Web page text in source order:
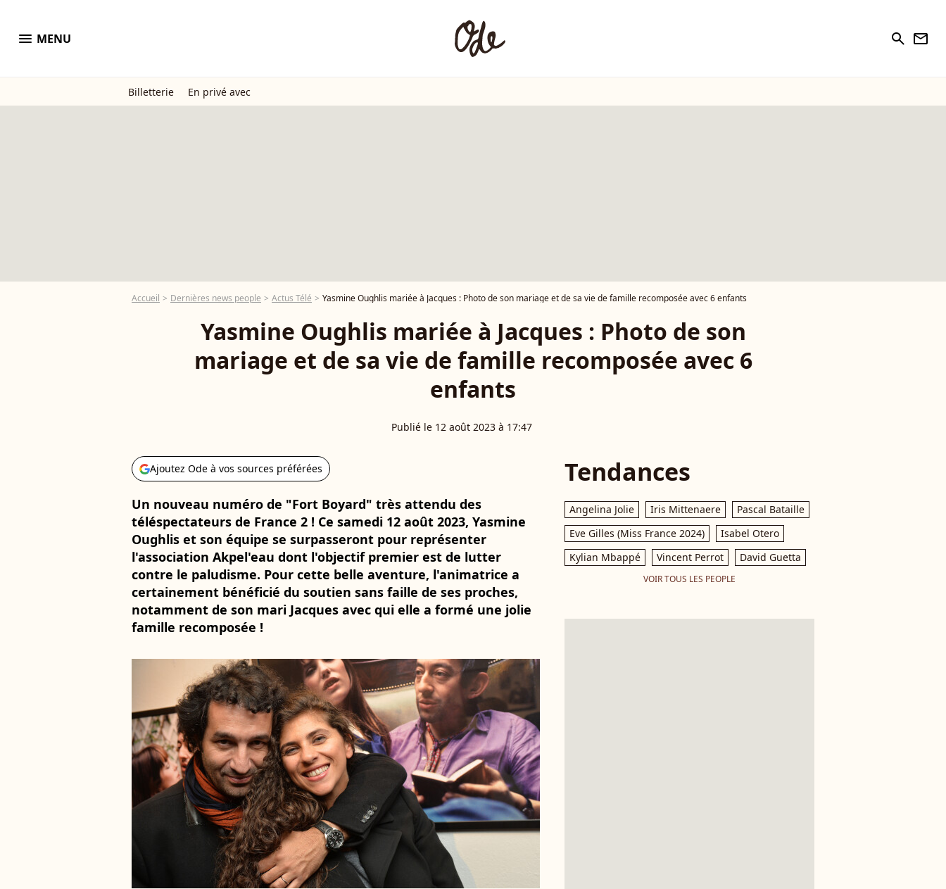
menu MENU search newsletter
Billetterie En privé avec
Accueil Dernières news people Actus Télé Yasmine Oughlis mariée à Jacques : Photo de son mariage et de sa vie de famille recomposée avec 6 enfants
Yasmine Oughlis mariée à Jacques : Photo de son
mariage et de sa vie de famille recomposée avec 6
enfants
Publié le 12 août 2023 à 17:47
Ajoutez Ode à vos sources préférées
Un nouveau numéro de "Fort Boyard" très attendu des
téléspectateurs de France 2 ! Ce samedi 12 août 2023, Yasmine
Oughlis et son équipe se surpasseront pour représenter
l'association Akpel'eau dont l'objectif premier est de lutter
contre le paludisme. Pour cette belle aventure, l'animatrice a
certainement bénéficié du soutien sans faille de ses proches,
notamment de son mari Jacques avec qui elle a formé une jolie
famille recomposée !
Tendances
Angelina Jolie Iris Mittenaere
Pascal Bataille
Eve Gilles (Miss France 2024)
Isabel Otero
Kylian Mbappé
Vincent Perrot David Guetta
VOIR TOUS LES PEOPLE